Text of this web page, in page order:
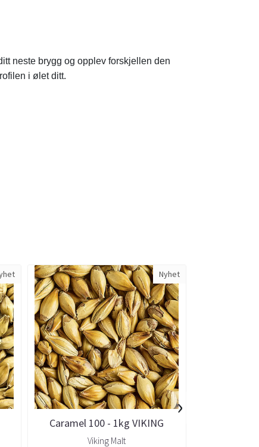
neste brygg og opplev forskjellen den
i ølet ditt.
Nyhet
Caramel 100 - 1kg VIKING
Viking Malt
›